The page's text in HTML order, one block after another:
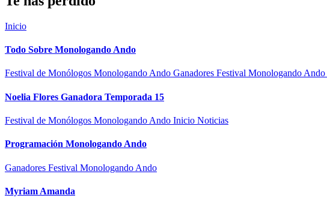
Inicio
Todo Sobre Monologando Ando
Festival de Monólogos Monologando Ando Ganadores Festival Monologando Ando
Noelia Flores Ganadora Temporada 15
Festival de Monólogos Monologando Ando Inicio Noticias
Programación Monologando Ando
Ganadores Festival Monologando Ando
Myriam Amanda